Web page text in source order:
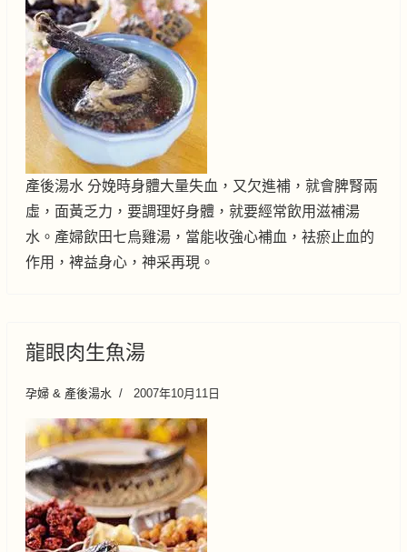
產後湯水 分娩時身體大量失血，又欠進補，就會脾腎兩
虛，面黃乏力，要調理好身體，就要經常飲用滋補湯
水。產婦飲田七烏雞湯，當能收強心補血，袪瘀止血的
作用，裨益身心，神采再現。
龍眼肉生魚湯
孕婦 & 產後湯水 2007年10月11日